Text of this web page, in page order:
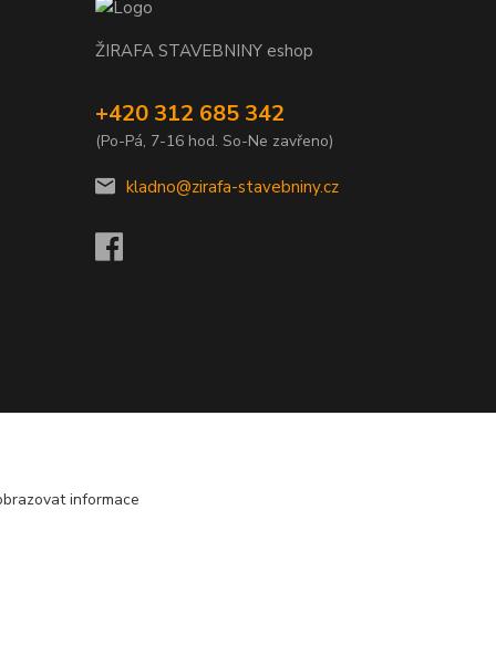
ŽIRAFA STAVEBNINY eshop
+420 312 685 342
(Po-Pá, 7-16 hod. So-Ne zavřeno)
kladno@zirafa-stavebniny.cz
informace